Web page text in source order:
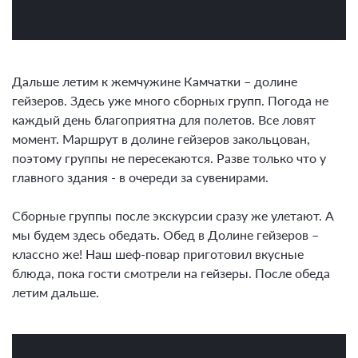
Дальше летим к жемчужине Камчатки – долине
гейзеров. Здесь уже много сборных групп. Погода не
каждый день благоприятна для полетов. Все ловят
момент. Маршрут в долине гейзеров закольцован,
поэтому группы не пересекаются. Разве только что у
главного здания - в очереди за сувенирами.
Сборные группы после экскурсии сразу же улетают. А
мы будем здесь обедать. Обед в Долине гейзеров –
классно же! Наш шеф-повар приготовил вкусные
блюда, пока гости смотрели на гейзеры. После обеда
летим дальше.